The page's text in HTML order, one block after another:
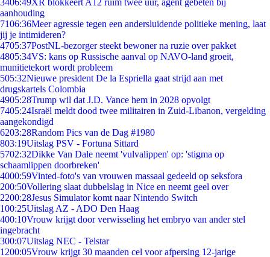
3406:49XR blokkeert A12 ruim twee uur, agent gebeten bij
aanhouding
7106:36Meer agressie tegen een andersluidende politieke mening, laat
jij je intimideren?
4705:37PostNL-bezorger steekt bewoner na ruzie over pakket
4805:34VS: kans op Russische aanval op NAVO-land groeit,
munitietekort wordt probleem
505:32Nieuwe president De la Espriella gaat strijd aan met
drugskartels Colombia
4905:28Trump wil dat J.D. Vance hem in 2028 opvolgt
7405:24Israël meldt dood twee militairen in Zuid-Libanon, vergelding
aangekondigd
6203:28Random Pics van de Dag #1980
803:19Uitslag PSV - Fortuna Sittard
5702:32Dikke Van Dale neemt 'vulvalippen' op: 'stigma op
schaamlippen doorbreken'
4000:59Vinted-foto's van vrouwen massaal gedeeld op seksfora
200:50Vollering slaat dubbelslag in Nice en neemt geel over
2200:28Jesus Simulator komt naar Nintendo Switch
100:25Uitslag AZ - ADO Den Haag
400:10Vrouw krijgt door verwisseling het embryo van ander stel
ingebracht
300:07Uitslag NEC - Telstar
1200:05Vrouw krijgt 30 maanden cel voor afpersing 12-jarige